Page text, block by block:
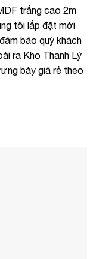
trắng cao 2m
tôi lắp đặt mới
bảo quý khách
ra Kho Thanh Lý
bày giá rẻ theo